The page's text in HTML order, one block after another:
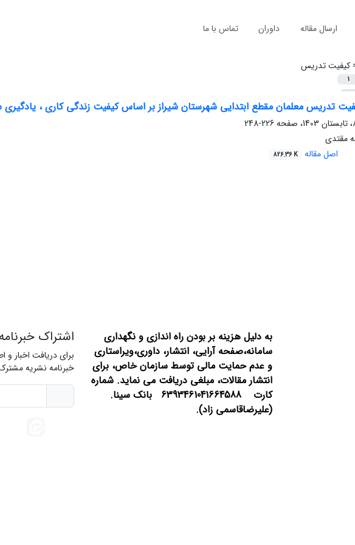
ارسال مقاله داوران تماس با ما
کیفیت تدریس
1
تدریس معلمان مقطع ابتدایی شهرستان شیراز بر اساس کیفیت زندگی کاری ،
226-248
مقتدی
اصل مقاله 826.36 K
به دلیل هزینه بر بودن راه اندازی و نگهداری
سامانه،صفحه آرایی، انتشار، داوری،ویراستاری
و عدم حمایت مالی توسط سازمان خاص، برای
انتشار مقالات، مبلغی دریافت می نماید. شماره
کارت 6393461041664588 بانک سینا.
(علیرضاقاسمی زاد).
اشتراک خبرنامه
برای دریافت اخبار و
خبرنامه نشریه